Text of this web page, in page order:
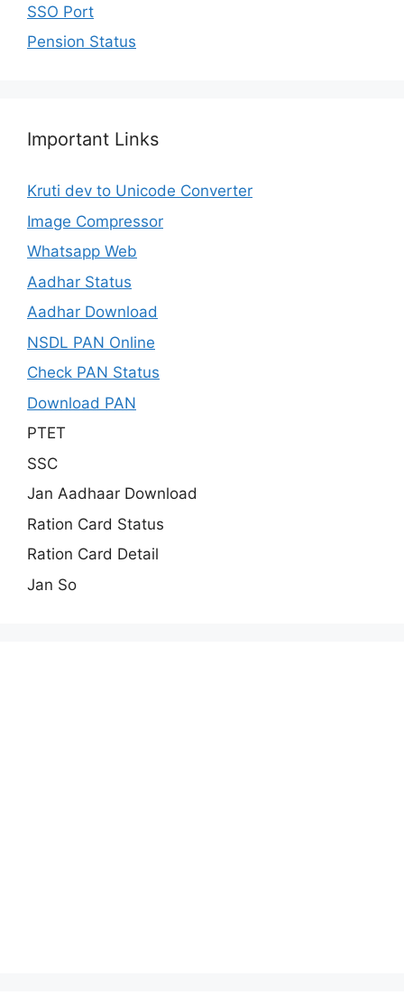
SSO Port
Pension Status
Important Links
Kruti dev to Unicode Converter
Image Compressor
Whatsapp Web
Aadhar Status
Aadhar Download
NSDL PAN Online
Check PAN Status
Download PAN
PTET
SSC
Jan Aadhaar Download
Ration Card Status
Ration Card Detail
Jan So